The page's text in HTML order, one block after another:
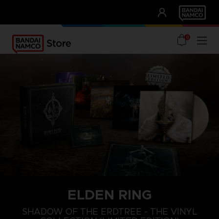
UNSERE VORTEILE
0
ELDEN RING
SHADOW OF THE ERDTREE - THE VINYL